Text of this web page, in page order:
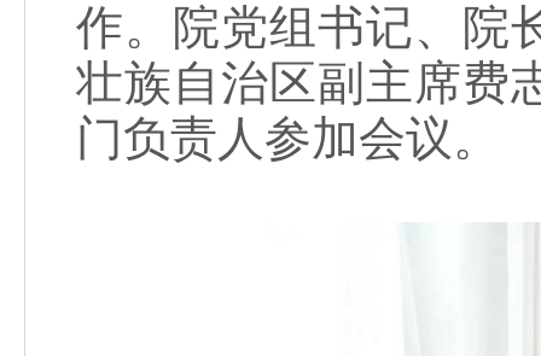
作。院党组书记、院
壮族自治区副主席费
门负责人参加会议。